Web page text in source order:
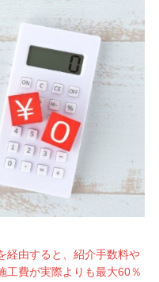
経由すると、紹介手数料や
工費が実際よりも最大60％